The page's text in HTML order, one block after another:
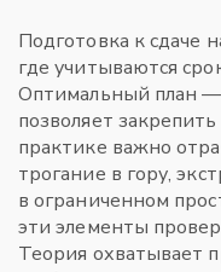
Подготовка к сдаче
где учитываются
Оптимальный план —
позволяет
практике важно
трогание в гору,
в ограниченном
эти элементы
Теория охватывает